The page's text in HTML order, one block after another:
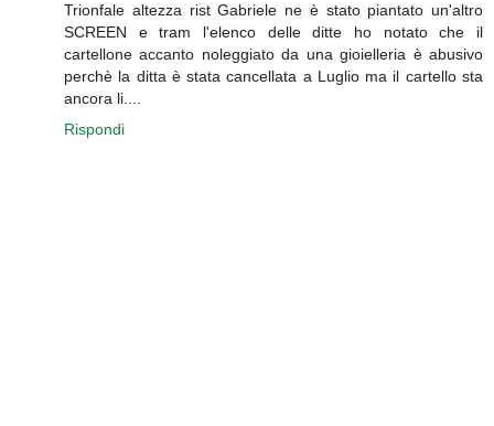
Trionfale altezza rist Gabriele ne è stato piantato un'altro
SCREEN e tram l'elenco delle ditte ho notato che il
cartellone accanto noleggiato da una gioielleria è abusivo
perchè la ditta è stata cancellata a Luglio ma il cartello sta
ancora li....
Rispondi